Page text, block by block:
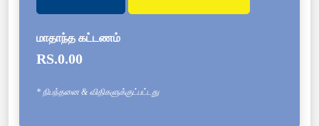
மாதாந்த கட்டணம்
RS.0.00
* நிபந்தனை & விதிகளுக்குட்பட்டது